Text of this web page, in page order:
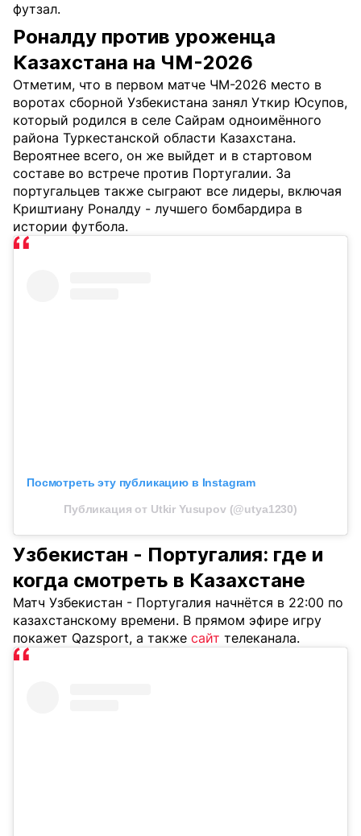
футзал.
Роналду против уроженца
Казахстана на ЧМ-2026
Отметим, что в первом матче ЧМ-2026 место в
воротах сборной Узбекистана занял Уткир Юсупов,
который родился в селе Сайрам одноимённого
района Туркестанской области Казахстана.
Вероятнее всего, он же выйдет и в стартовом
составе во встрече против Португалии. За
португальцев также сыграют все лидеры, включая
Криштиану Роналду - лучшего бомбардира в
истории футбола.
Посмотреть эту публикацию в Instagram
Публикация от Utkir Yusupov (@utya1230)
Узбекистан - Португалия: где и
когда смотреть в Казахстане
Матч Узбекистан - Португалия начнётся в 22:00 по
казахстанскому времени. В прямом эфире игру
покажет Qazsport, а также сайт телеканала.